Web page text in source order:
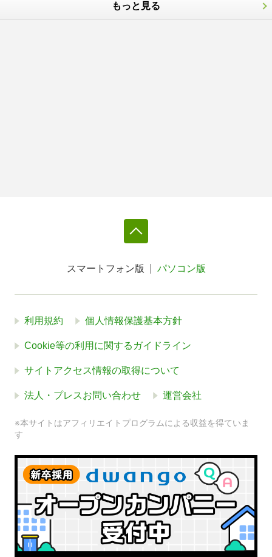
もっと見る
スマートフォン版 パソコン版
利用規約 個人情報保護基本方針
Cookie等の利用に関するガイドライン
サイトアクセス情報の取得について
法人・プレスお問い合わせ 運営会社
※本サイトはアフィリエイトプログラムによる収益を得ていま
す